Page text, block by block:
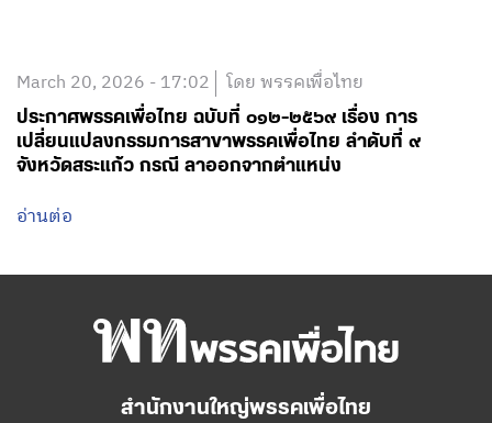
March 20, 2026 - 17:02 โดย พรรคเพื่อไทย
ประกาศพรรคเพื่อไทย ฉบับที่ ๐๑๒-๒๕๖๙ เรื่อง การ
เปลี่ยนแปลงกรรมการสาขาพรรคเพื่อไทย ลำดับที่ ๙
จังหวัดสระแก้ว กรณี ลาออกจากตำแหน่ง
อ่านต่อ
สำนักงานใหญ่พรรคเพื่อไทย